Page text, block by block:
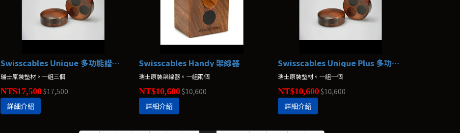
Swisscables Unique 多功能諧振器
瑞士原裝墊材。一組三個
NT$17,500$17,500
詳細介紹
Swisscables Handy 架線器
瑞士原裝架線器。一組兩個
NT$10,600$10,600
詳細介紹
Swisscables Unique Plus 多功能諧振器
瑞士原裝墊材。一組一個
NT$10,600$10,600
詳細介紹